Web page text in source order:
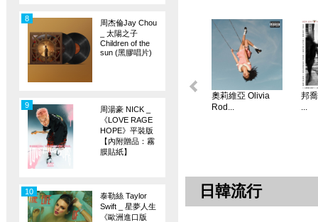
周杰倫Jay Chou
_ 太陽之子
Children of the
sun (黑膠唱片)
8
周湯豪 NICK _
《LOVE RAGE
HOPE》平裝版
【內附贈品：霧
膜貼紙】
9
泰勒絲 Taylor
Swift _ 星夢人生
《歐洲進口版
10
奧莉維亞 Olivia
Rod...
邦
...
日韓流行